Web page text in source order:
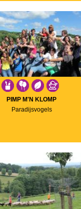
PIMP M'N KLOMP
Paradijsvogels